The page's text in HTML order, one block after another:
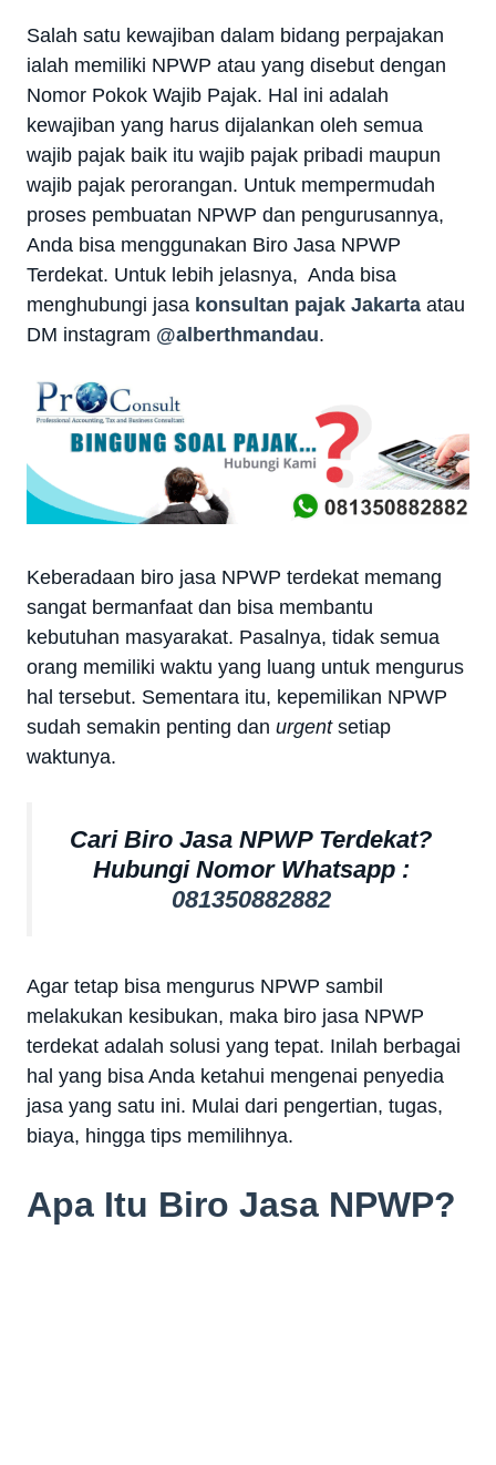
Salah satu kewajiban dalam bidang perpajakan
ialah memiliki NPWP atau yang disebut dengan
Nomor Pokok Wajib Pajak. Hal ini adalah
kewajiban yang harus dijalankan oleh semua
wajib pajak baik itu wajib pajak pribadi maupun
wajib pajak perorangan. Untuk mempermudah
proses pembuatan NPWP dan pengurusannya,
Anda bisa menggunakan Biro Jasa NPWP
Terdekat. Untuk lebih jelasnya, Anda bisa
menghubungi jasa konsultan pajak Jakarta atau
DM instagram @alberthmandau.
Keberadaan biro jasa NPWP terdekat memang
sangat bermanfaat dan bisa membantu
kebutuhan masyarakat. Pasalnya, tidak semua
orang memiliki waktu yang luang untuk mengurus
hal tersebut. Sementara itu, kepemilikan NPWP
sudah semakin penting dan urgent setiap
waktunya.
Cari Biro Jasa NPWP Terdekat?
Hubungi Nomor Whatsapp :
081350882882
Agar tetap bisa mengurus NPWP sambil
melakukan kesibukan, maka biro jasa NPWP
terdekat adalah solusi yang tepat. Inilah berbagai
hal yang bisa Anda ketahui mengenai penyedia
jasa yang satu ini. Mulai dari pengertian, tugas,
biaya, hingga tips memilihnya.
Apa Itu Biro Jasa NPWP?